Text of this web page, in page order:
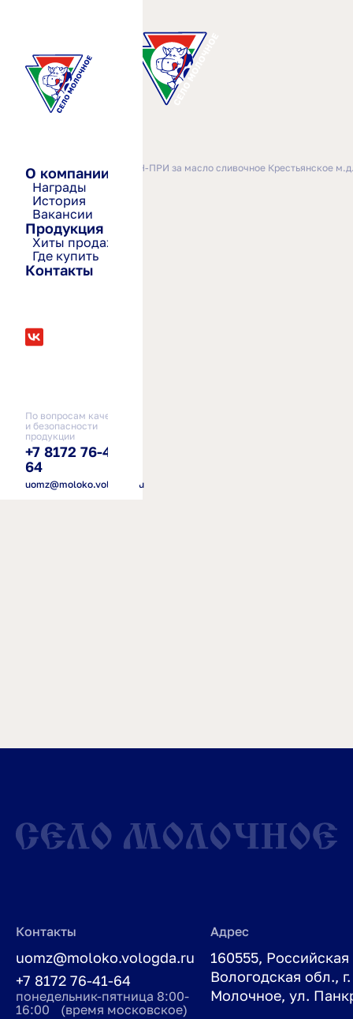
О компании
Награды
История
Вакансии
Продукция
Хиты продаж
Где купить
Контакты
По вопросам качества
и безопасности
продукции
+7 8172 76-41-
64
uomz@moloko.vologda.ru
Главная— 2024-2026 ГРАН-ПРИ за масло сливочное Крестьянское
Контакты
uomz@moloko.vologda.ru
+7 8172 76-41-64
понедельник-пятница 8:00-
16:00 (время московское)
Адрес
160555,
Вологодская обл.,
Молочное, ул.